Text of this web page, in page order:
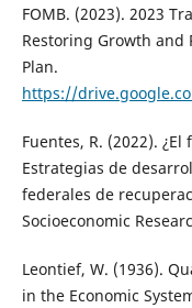
FOMB. (2023). 2023
Restoring Growth and
Plan.
https://
Fuentes, R. (2022).
Estrategias de
federales de
Socioeconomic
Leontief, W. (1936).
in the Economic